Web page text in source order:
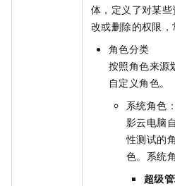
体，定义了对某
改或删除的权限，
角色分类
按照角色来源
自定义角色。
系统角色
影云电脑
性测试的
色。系统
超级